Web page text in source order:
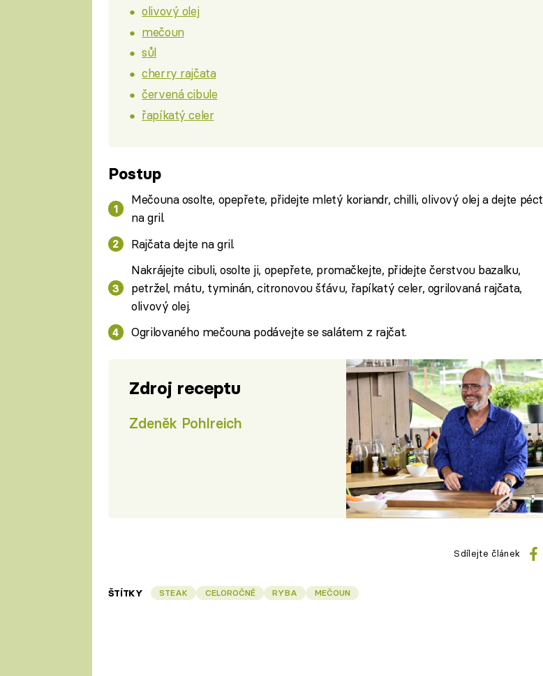
olivový olej
mečoun
sůl
cherry rajčata
červená cibule
řapíkatý celer
Postup
Mečouna osolte, opepřete, přidejte mletý koriandr, chilli, olivový olej a dejte péct
na gril.
Rajčata dejte na gril.
Nakrájejte cibuli, osolte ji, opepřete, promačkejte, přidejte čerstvou bazalku,
petržel, mátu, tyminán, citronovou šťávu, řapíkatý celer, ogrilovaná rajčata,
olivový olej.
Ogrilovaného mečouna podávejte se salátem z rajčat.
Zdroj receptu
Zdeněk Pohlreich
Sdílejte článek
ŠTÍTKY STEAK CELOROČNĚ RYBA MEČOUN